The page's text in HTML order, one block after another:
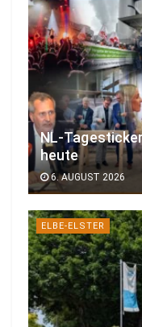
NL-
heute
6. AUGUST 2026
ELBE-ELSTER